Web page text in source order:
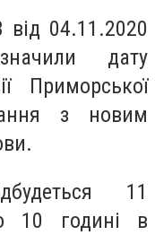
04.11.2020
дату
Приморської
з новим
11
10 годині в